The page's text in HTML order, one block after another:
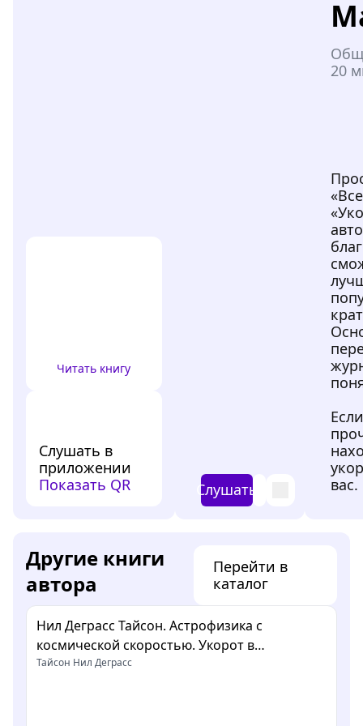
Читать книгу
Слушать в
приложении
Показать QR
Слушать
20
вас.
Другие книги
автора
Перейти в
каталог
Нил Деграсс Тайсон. Астрофизика с
космической скоростью. Укорот в
изложении Сергея Масликова
Тайсон Нил Деграсс